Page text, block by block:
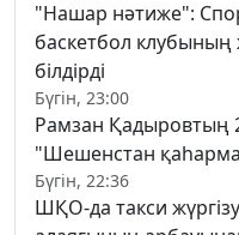
"Нашар нәтиже":
баскетбол клубының
білдірді
Бүгін, 23:00
Рамзан Қадыровтың
"Шешенстан
Бүгін, 22:36
ШҚО-да такси